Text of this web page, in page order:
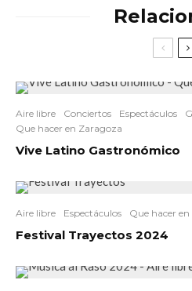
Aire libre Conciertos Espectáculos
Que hacer en Zaragoza
Vive Latino Gastronómico
Aire libre Espectáculos Que hacer
Festival Trayectos 2024